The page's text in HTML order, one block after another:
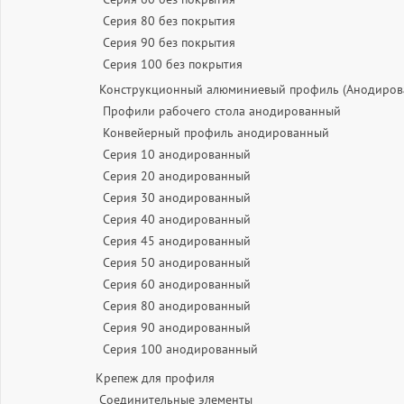
Серия 80 без покрытия
Серия 90 без покрытия
Серия 100 без покрытия
Конструкционный алюминиевый профиль
Профили рабочего стола анодированный
Конвейерный профиль анодированный
Серия 10 анодированный
Серия 20 анодированный
Серия 30 анодированный
Серия 40 анодированный
Серия 45 анодированный
Серия 50 анодированный
Серия 60 анодированный
Серия 80 анодированный
Серия 90 анодированный
Серия 100 анодированный
Крепеж для профиля
Соединительные элементы